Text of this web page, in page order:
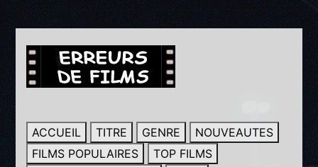
ACCUEIL TITRE GENRE
NOUVEAUTES
FILMS POPULAIRES
TOP FILMS